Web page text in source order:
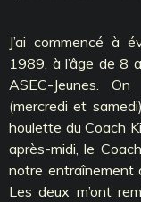
J’ai commencé à
1989, à l’âge de 8
ASEC-Jeunes.
(mercredi et
houlette du Coach
après-midi, le
notre entraînement
Les deux m’ont